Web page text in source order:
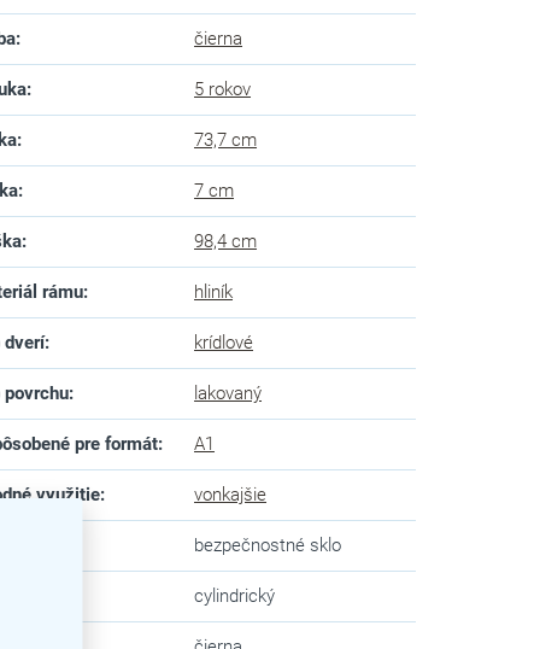
: čierna
: 5 rokov
: 73,7 cm
: 7 cm
: 98,4 cm
rámu: hliník
dverí: krídlové
povrchu: lakovaný
pre formát: A1
využitie: vonkajšie
bezpečnostné sklo
cylindrický